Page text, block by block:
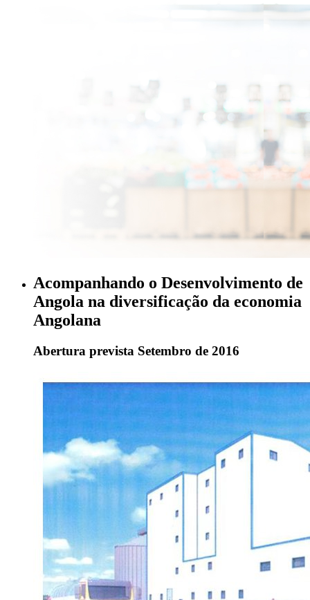
Acompanhando o Desenvolvimento de
Angola na diversificação da economia
Angolana
Abertura prevista Setembro de 2016